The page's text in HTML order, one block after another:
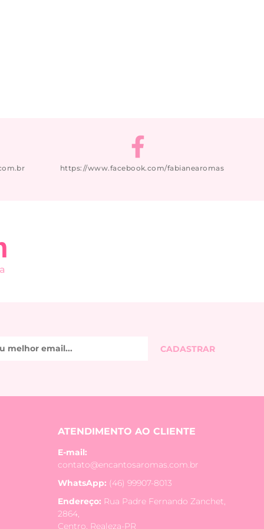
https://www.facebook.com/fabianearomas
ATENDIMENTO AO CLIENTE
E-mail:
contato@encantosaromas.com.br
WhatsApp: (46) 99907-8013
Endereço: Rua Padre Fernando Zanchet,
2864,
Centro, Realeza-PR